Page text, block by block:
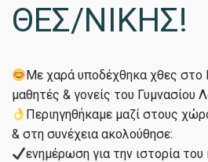
ΘΕΣ/ΝΙΚΗΣ!
Με χαρά υποδέχθηκα χθες στο
μαθητές & γονείς του Γυμνασίου
Περιηγηθήκαμε μαζί στους
& στη συνέχεια ακολούθησε:
ενημέρωση για την ιστορία του